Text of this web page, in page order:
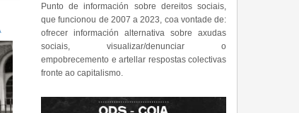
Punto de información sobre dereitos sociais,
que funcionou de 2007 a 2023, coa vontade de:
ofrecer información alternativa sobre axudas
sociais, visualizar/denunciar o
empobrecemento e artellar respostas colectivas
fronte ao capitalismo.